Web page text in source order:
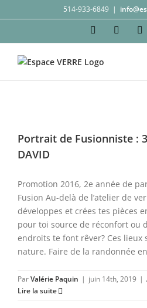
au
514-933-6849 |
Facebook
Portrait de Fusionniste :
DAVID
Promotion 2016, 2e année de
Fusion Au-delà de l’atelier de
développes et crées tes pièces
pour toi source de réconfort ou
endroits te font rêver? Ces lieux
nature. Faire de la randonnée
ParValérie Paquin | juin 14th, 2019 |
Lire la suite